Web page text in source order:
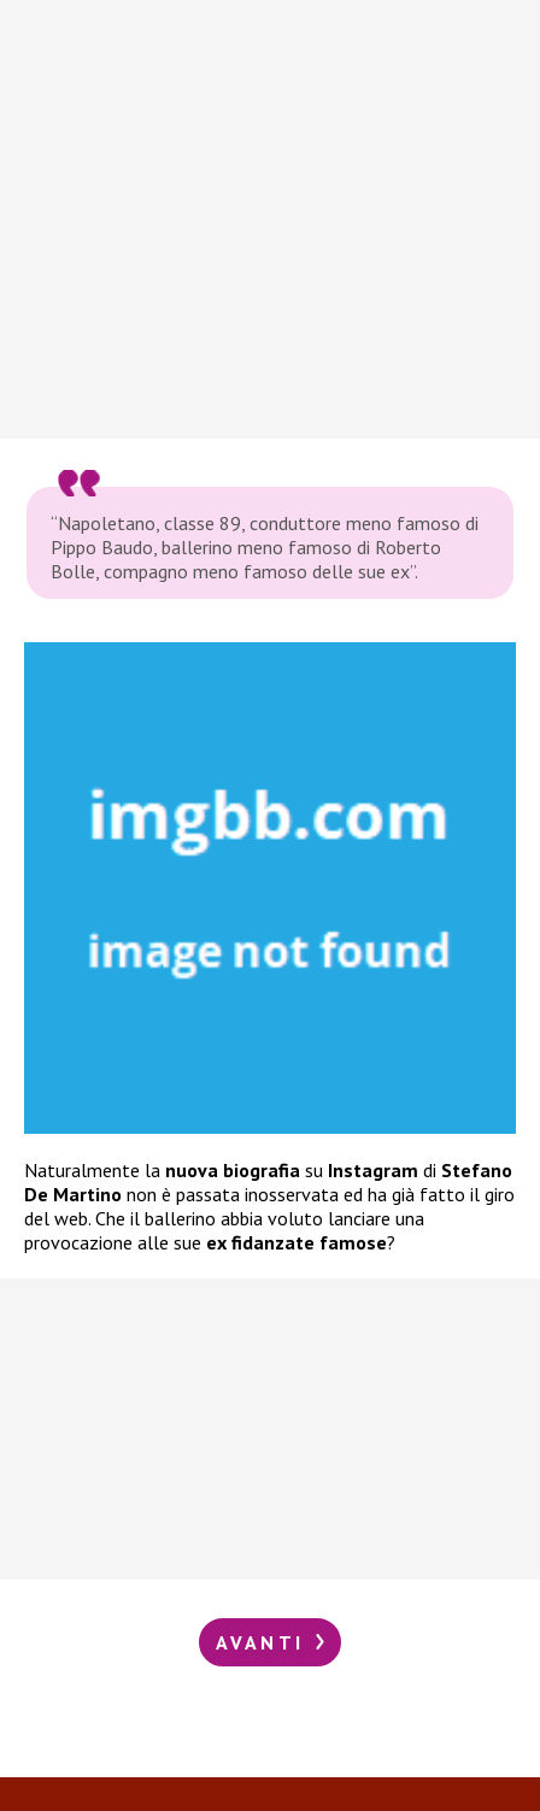
“Napoletano, classe 89, conduttore meno famoso di
Pippo Baudo, ballerino meno famoso di Roberto
Bolle, compagno meno famoso delle sue ex”.
Naturalmente la nuova biografia su Instagram di Stefano
De Martino non è passata inosservata ed ha già fatto il giro
del web. Che il ballerino abbia voluto lanciare una
provocazione alle sue ex fidanzate famose?
AVANTI